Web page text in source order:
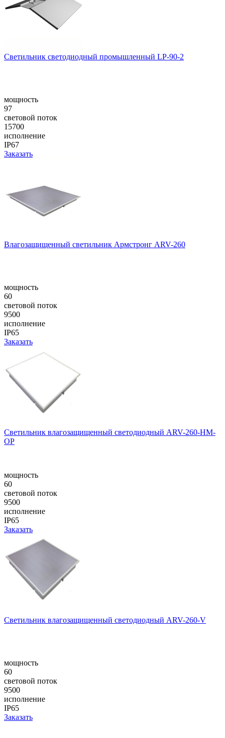
Светильник светодиодный промышленный LP-90-2
мощность
97
световой поток
15700
исполнение
IP67
Заказать
Влагозащищенный светильник Армстронг ARV-260
мощность
60
световой поток
9500
исполнение
IP65
Заказать
Cветильник влагозащищенный светодиодный ARV-260-НM-
OP
мощность
60
световой поток
9500
исполнение
IP65
Заказать
Cветильник влагозащищенный светодиодный ARV-260-V
мощность
60
световой поток
9500
исполнение
IP65
Заказать